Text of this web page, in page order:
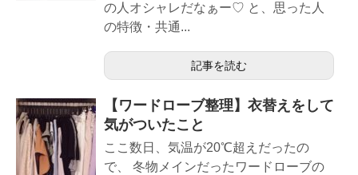
の人オシャレだなぁー♡ と、思った人
の特徴・共通...
記事を読む
【ワードローブ整理】衣替えをして
気がついたこと
ここ数日、気温が20℃超えだったの
で、 冬物メインだったワードローブの